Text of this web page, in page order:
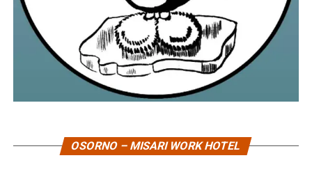
OSORNO – MISARI WORK HOTEL